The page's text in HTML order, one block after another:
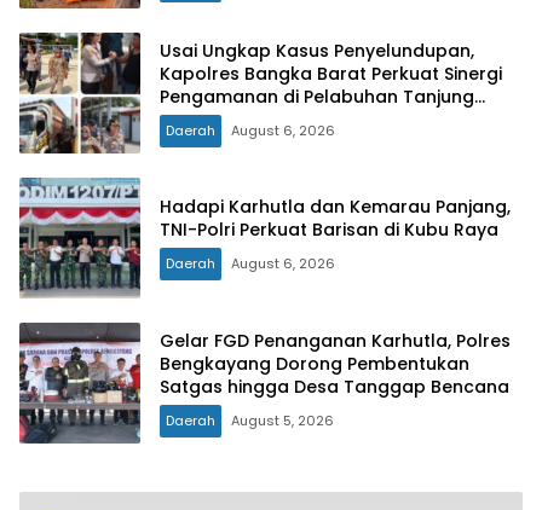
Usai Ungkap Kasus Penyelundupan,
Kapolres Bangka Barat Perkuat Sinergi
Pengamanan di Pelabuhan Tanjung
Kalian
Daerah August 6, 2026
Hadapi Karhutla dan Kemarau Panjang,
TNI-Polri Perkuat Barisan di Kubu Raya
Daerah August 6, 2026
Gelar FGD Penanganan Karhutla, Polres
Bengkayang Dorong Pembentukan
Satgas hingga Desa Tanggap Bencana
Daerah August 5, 2026